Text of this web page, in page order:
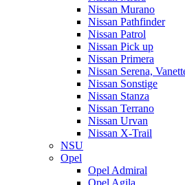
Nissan Murano
Nissan Pathfinder
Nissan Patrol
Nissan Pick up
Nissan Primera
Nissan Serena,
Nissan Sonstige
Nissan Stanza
Nissan Terrano
Nissan Urvan
Nissan X-Trail
NSU
Opel
Opel Admiral
Opel Agila